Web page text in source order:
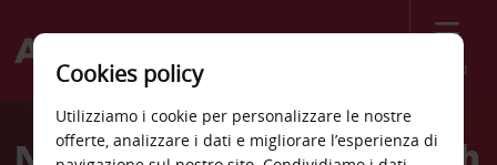
Menù
Welcome
Avis
Cookies policy
Utilizziamo i cookie per personalizzare le nostre
offerte, analizzare i dati e migliorare l’esperienza di